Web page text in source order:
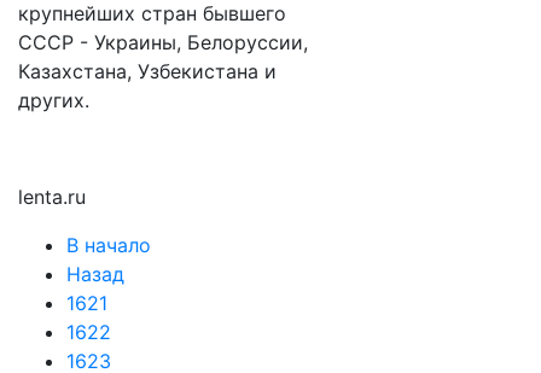
крупнейших стран бывшего
СССР - Украины, Белоруссии,
Казахстана, Узбекистана и
других.
lenta.ru
В начало
Назад
1621
1622
1623